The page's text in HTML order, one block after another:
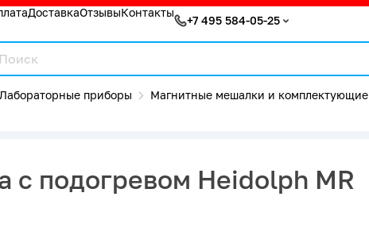
ДоставкаОтзывыКонтакты
+7 495 584-05-25
Лабораторные приборы Магнитные мешалки и комплектующие
с подогревом Heidolph MR